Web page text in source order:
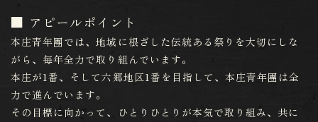
アピールポイント
本庄青年團では、地域に根ざした伝統ある祭りを大切にしな
がら、毎年全力で取り組んでいます。
本庄が1番、そして六郷地区1番を目指して、本庄青年團は全
力で進んでいます。
その目標に向かって、ひとりひとりが本気で取り組み、共に